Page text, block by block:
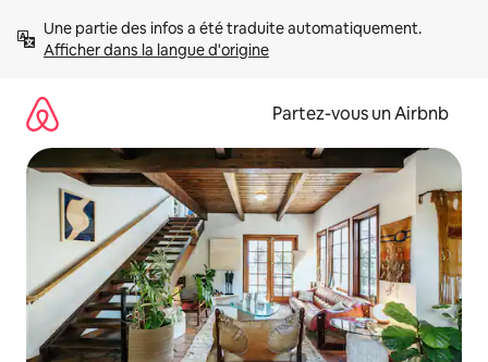
directement
Afficher dans la langue d'origine
Partez-vous un Airbnb